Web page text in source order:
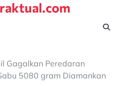
Gagalkan Peredaran
5080 gram Diamankan